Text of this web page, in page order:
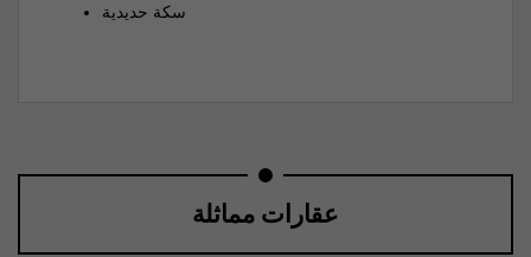
سكة حديدية
عقارات مماثلة